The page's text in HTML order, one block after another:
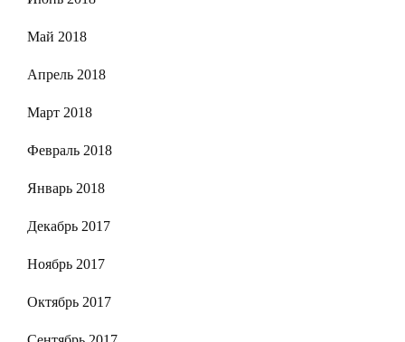
Май 2018
Апрель 2018
Март 2018
Февраль 2018
Январь 2018
Декабрь 2017
Ноябрь 2017
Октябрь 2017